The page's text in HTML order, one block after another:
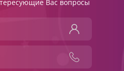
Вас вопросы